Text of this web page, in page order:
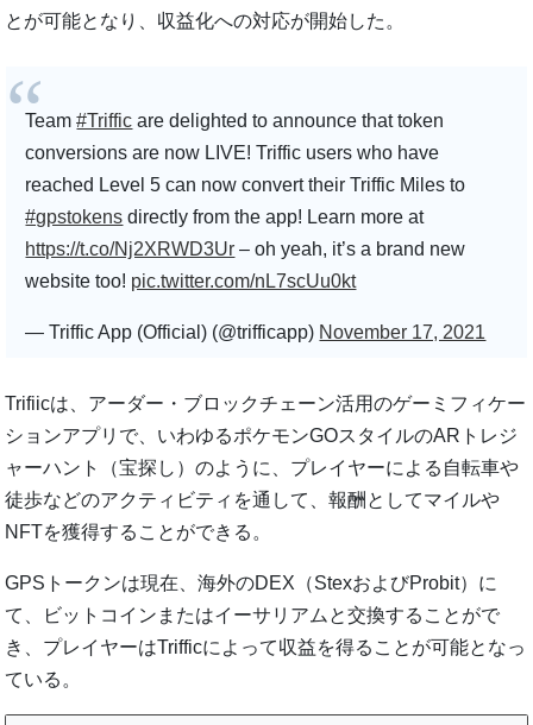
とが可能となり、収益化への対応が開始した。
Team#Triffic are delighted to announce that token
conversions are now LIVE! Triffic users who have
reached Level 5 can now convert their Triffic Miles to
#gpstokens directly from the app! Learn more at
https://t.co/Nj2XRWD3Ur – oh yeah, it’s a brand new
website too! pic.twitter.com/nL7scUu0kt
— Triffic App (Official) (@trifficapp) November 17, 2021
Trifiicは、アーダー・ブロックチェーン活用のゲーミフィケー
ションアプリで、いわゆるポケモンGOスタイルのARトレジ
ャーハント（宝探し）のように、プレイヤーによる自転車や
徒歩などのアクティビティを通して、報酬としてマイルや
NFTを獲得することができる。
GPSトークンは現在、海外のDEX（StexおよびProbit）に
て、ビットコインまたはイーサリアムと交換することがで
き、プレイヤーはTrifficによって収益を得ることが可能となっ
ている。